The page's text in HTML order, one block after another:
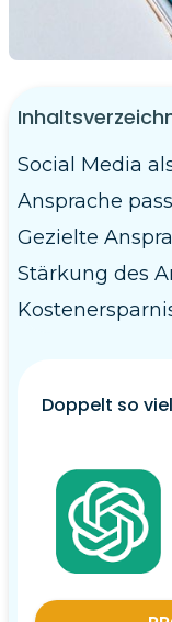
Social Media
Ansprache
Gezielte
Stärkung des
Doppelt so